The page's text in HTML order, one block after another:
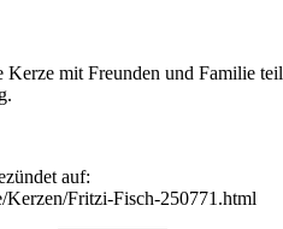
mit Freunden und Familie
auf:
Kerzen/Fritzi-Fisch-250771.html